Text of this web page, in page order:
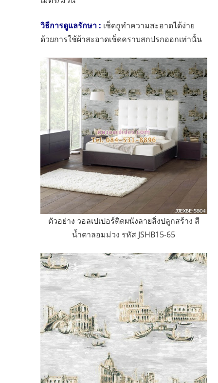
วิธีการดูแลรักษา : เช็ดถูทำความสะอาดได้ง่าย
ด้วยการใช้ผ้าสะอาดเช็ดคราบสกปรกออกเท่านั้น
ตัวอย่าง วอลเปเปอร์ติดผนังลายสิ่งปลูกสร้าง สี
น้ำตาลอมม่วง รหัส JSHB15-65